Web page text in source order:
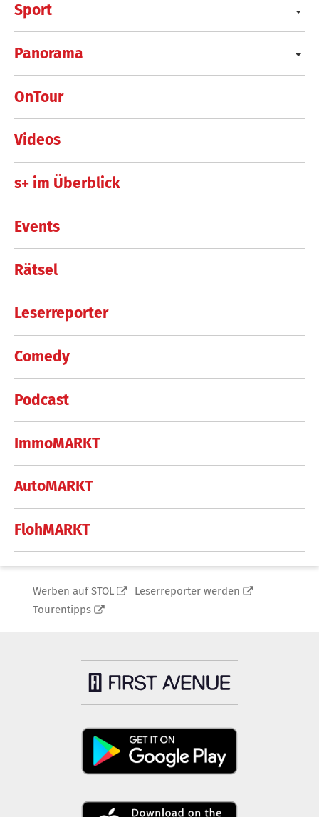
Sport
Panorama
OnTour
Videos
s+ im Überblick
Events
Rätsel
Leserreporter
Comedy
Podcast
ImmoMARKT
AutoMARKT
FlohMARKT
Werben auf STOL
Leserreporter werden
Tourentipps